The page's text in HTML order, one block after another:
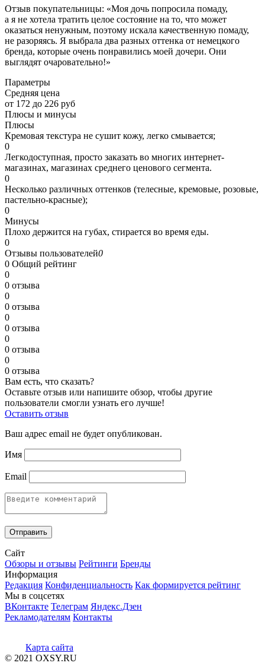
Отзыв покупательницы: «Моя дочь попросила помаду,
а я не хотела тратить целое состояние на то, что может
оказаться ненужным, поэтому искала качественную помаду,
не разоряясь. Я выбрала два разных оттенка от немецкого
бренда, которые очень понравились моей дочери. Они
выглядят очаровательно!»
Параметры
Средняя цена
от 172 до 226 руб
Плюсы и минусы
Плюсы
Кремовая текстура не сушит кожу, легко смывается;
0
Легкодоступная, просто заказать во многих интернет-
магазинах, магазинах среднего ценового сегмента.
0
Несколько различных оттенков (телесные, кремовые, розовые,
пастельно-красные);
0
Минусы
Плохо держится на губах, стирается во время еды.
0
Отзывы пользователей0
0 Общий рейтинг
0
0 отзыва
0
0 отзыва
0
0 отзыва
0
0 отзыва
0
0 отзыва
Вам есть, что сказать?
Оставьте отзыв или напишите обзор, чтобы другие
пользователи смогли узнать его лучше!
Оставить отзыв
Ваш адрес email не будет опубликован.
Имя
Email
Сайт
Обзоры и отзывы Рейтинги Бренды
Информация
Редакция Конфиденциальность Как формируется рейтинг
Мы в соцсетях
ВКонтакте Телеграм Яндекс.Дзен
Рекламодателям Контакты
Карта сайта
© 2021 OXSY.RU